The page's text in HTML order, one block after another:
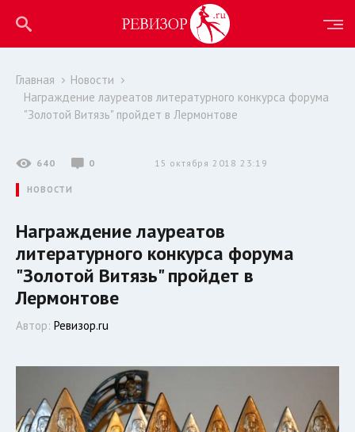
Главная
Новости
Награждение лауреатов литературного конкурса форума
"Золотой Витязь" пройдет в Лермонтове
640 0 15 октября 2018 23:19
НОВОСТИ
Награждение лауреатов
литературного конкурса форума
"Золотой Витязь" пройдет в
Лермонтове
Автор: Ревизор.ru